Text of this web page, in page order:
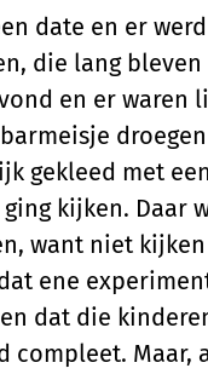
date en er
die lang
en er waren
gekleed met
kijken. Daar
want niet
ene
dat die
compleet. Maar,